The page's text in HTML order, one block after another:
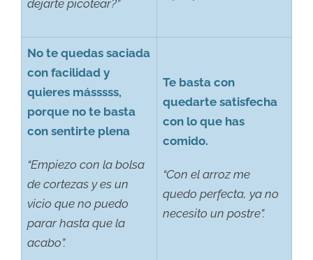
dejarte picotear?”
No te quedas saciada
con facilidad y
quieres másssss,
porque no te basta
con sentirte plena
“Empiezo con la bolsa
de cortezas y es un
vicio que no puedo
parar hasta que la
acabo”.
Te basta con
quedarte satisfecha
con lo que has
comido.
“Con el arroz me
quedo perfecta, ya no
necesito un postre”.